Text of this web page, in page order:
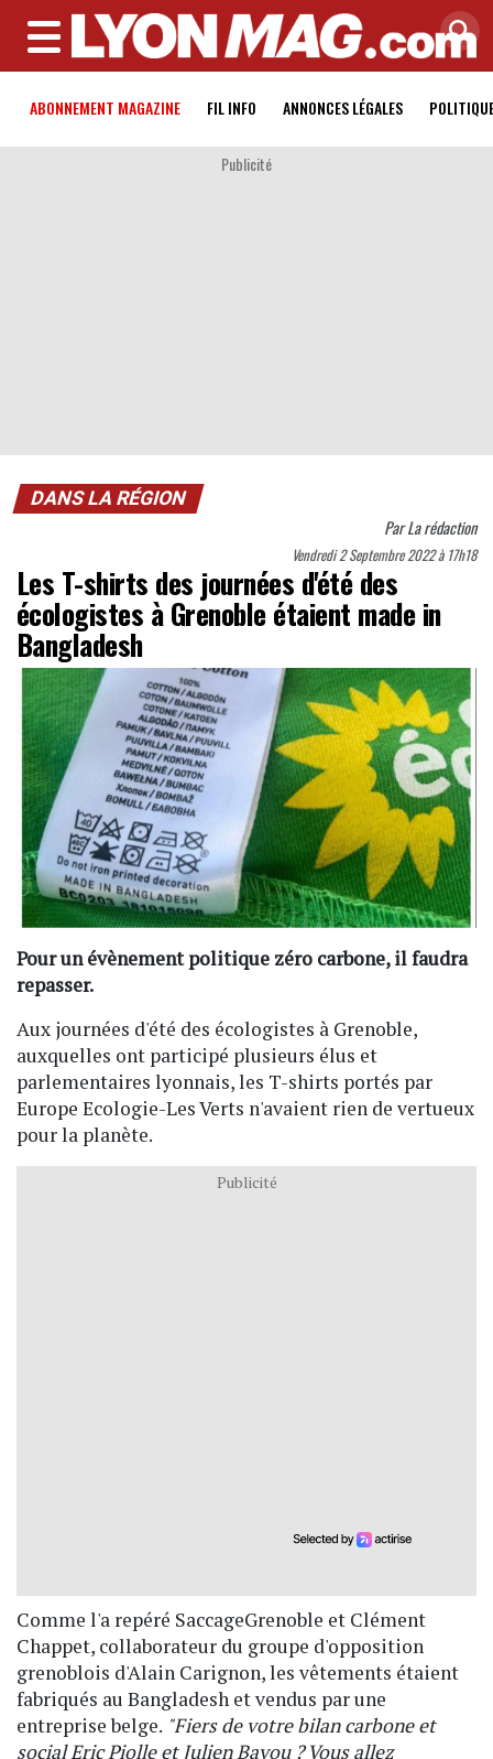
MENU
ABONNEMENT MAGAZINE FIL INFO ANNONCES LÉGALES
Publicité
DANS LA RÉGION
ParLa rédaction
Vendredi 2 Septembre 2022 à 17h18
Les T-shirts des journées d'été des
écologistes à Grenoble étaient made in
Bangladesh
Pour un évènement politique zéro carbone, il faudra
repasser.
Aux journées d'été des écologistes à Grenoble,
auxquelles ont participé plusieurs élus et
parlementaires lyonnais, les T-shirts portés par
Europe Ecologie-Les Verts n'avaient rien de vertueux
pour la planète.
Publicité
Comme l'a repéré SaccageGrenoble et Clément
Chappet, collaborateur du groupe d'opposition
grenoblois d'Alain Carignon, les vêtements étaient
fabriqués au Bangladesh et vendus par une
entreprise belge. "Fiers de votre bilan carbone et
social Eric Piolle et Julien Bayou ? Vous allez